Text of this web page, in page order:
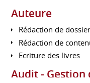
Auteure
Rédaction de
Rédaction de
Ecriture des livres
Audit -